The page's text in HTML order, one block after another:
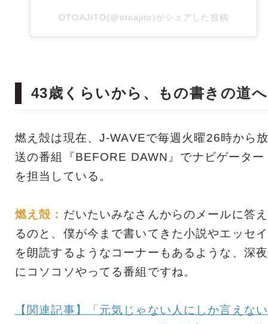
OTOAJITO(@otoajito)がシェアした投稿
43歳くらいから、もの書きの道へ
燃え殻は現在、J-WAVEで毎週火曜26時から
送の番組『BEFORE DAWN』でナビゲーター
を担当している。
燃え殻： だいたいみなさんからのメールに答え
るのと、僕が今まで書いてきた小説やエッセイ
を朗読するようなコーナーもあるような、深夜
にコソコソやってる番組ですね。
【関連記事】「元気じゃない人にしか言えない